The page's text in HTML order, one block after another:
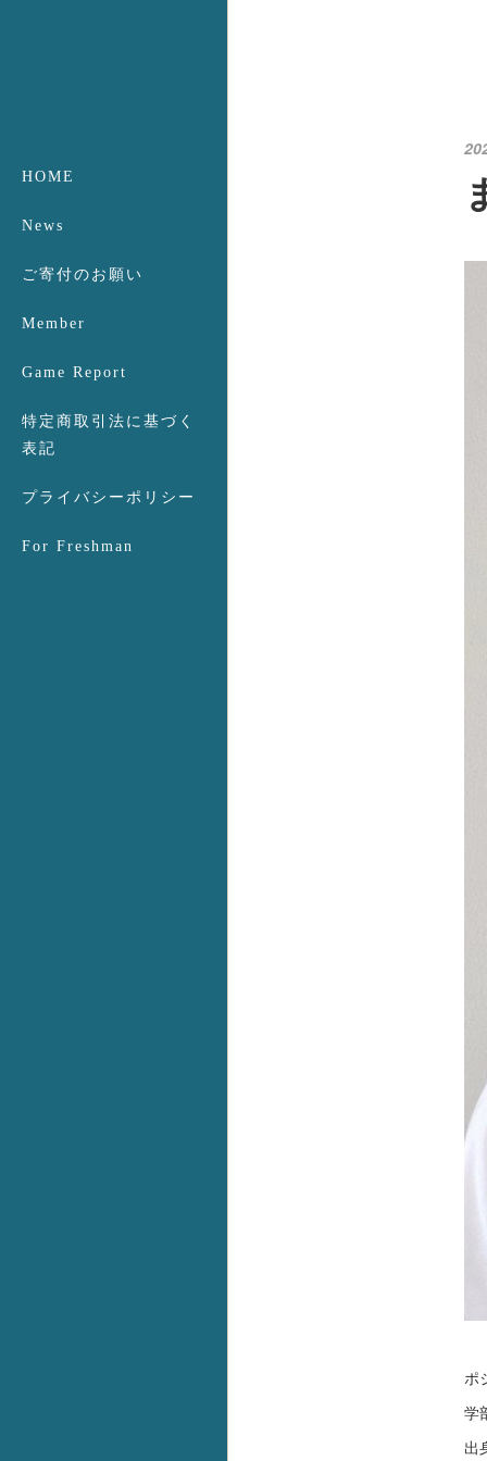
HOME
News
ご寄付のお願い
Member
Game Report
特定商取引法に基づく
表記
プライバシーポリシー
For Freshman
ポ
学
出